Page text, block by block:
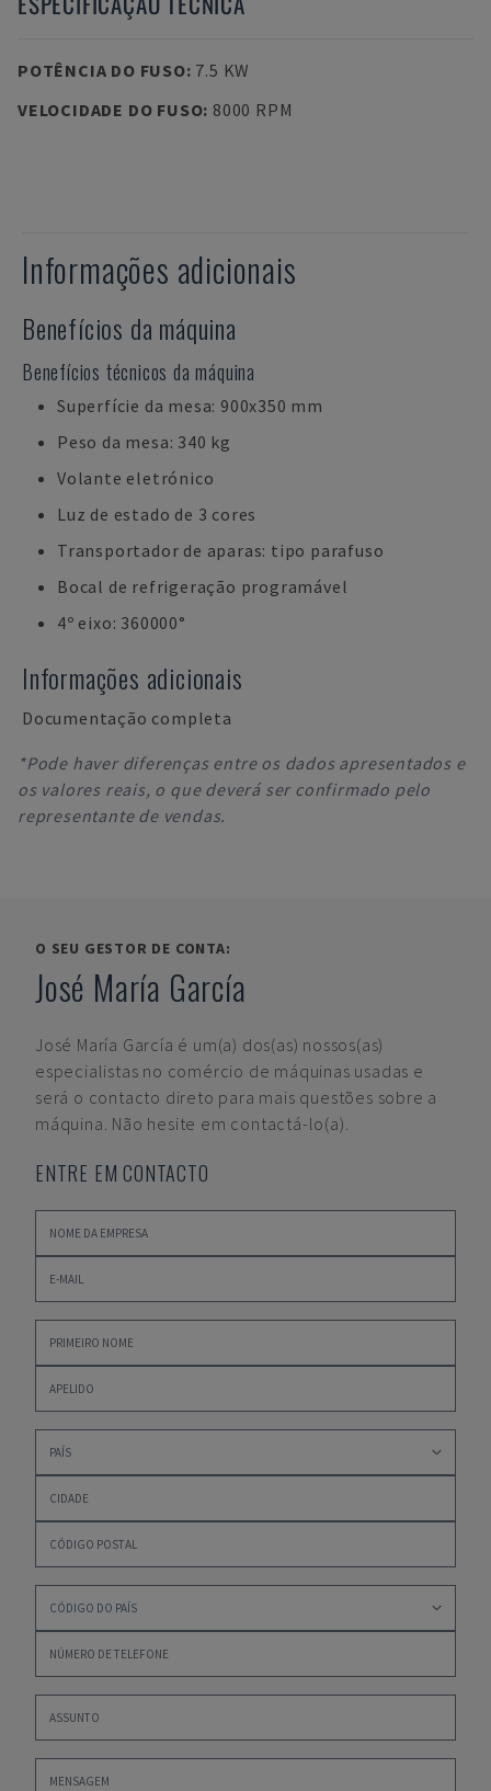
POTÊNCIA DO FUSO: 7.5 KW
VELOCIDADE DO FUSO: 8000 RPM
Informações adicionais
Benefícios da máquina
Benefícios técnicos da máquina
Superfície da mesa: 900x350 mm
Peso da mesa: 340 kg
Volante eletrónico
Luz de estado de 3 cores
Transportador de aparas: tipo parafuso
Bocal de refrigeração programável
4º eixo: 360000°
Informações adicionais
Documentação completa
*Pode haver diferenças entre os dados apresentados e
os valores reais, o que deverá ser confirmado pelo
representante de vendas.
O SEU GESTOR DE CONTA:
José María García
José María García é um(a) dos(as) nossos(as)
especialistas no comércio de máquinas usadas e
será o contacto direto para mais questões sobre a
máquina. Não hesite em contactá-lo(a).
ENTRE EM CONTACTO